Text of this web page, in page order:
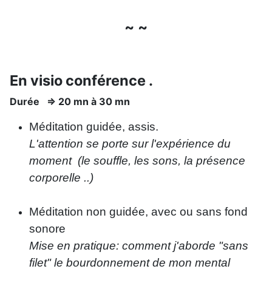
~ ~
En visio conférence .
Durée => 20 mn à 30 mn
Méditation guidée, assis.
L'attention se porte sur l'expérience du
moment (le souffle, les sons, la présence
corporelle ..)
Méditation non guidée, avec ou sans fond
sonore
Mise en pratique: comment j'aborde "sans
filet" le bourdonnement de mon mental